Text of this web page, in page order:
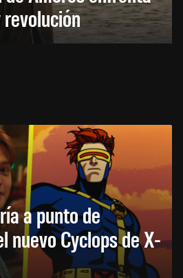
a punto de
nuevo Cyclops de X-